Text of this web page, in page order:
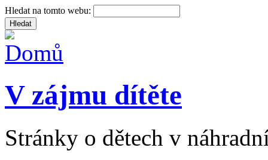
Hledat na tomto webu:
V zájmu dítěte
Stránky o dětech v